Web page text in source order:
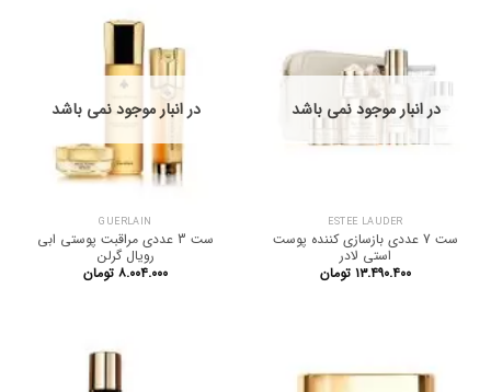
در انبار موجود نمی باشد
ESTEE LAUDER
ست 7 عددی بازسازی کننده پوست
استی لادر
۱۳.۴۹۰.۴۰۰ تومان
در انبار موجود نمی باشد
GUERLAIN
ست 3 عددی مراقبت پوستی ابی
رویال گرلن
۸.۰۰۴.۰۰۰ تومان